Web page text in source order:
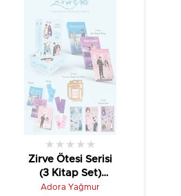
Zirve Ötesi Serisi
(3 Kitap Set)
(Kutulu)
★ ★ ★ ★ ★
Adora Yağmur